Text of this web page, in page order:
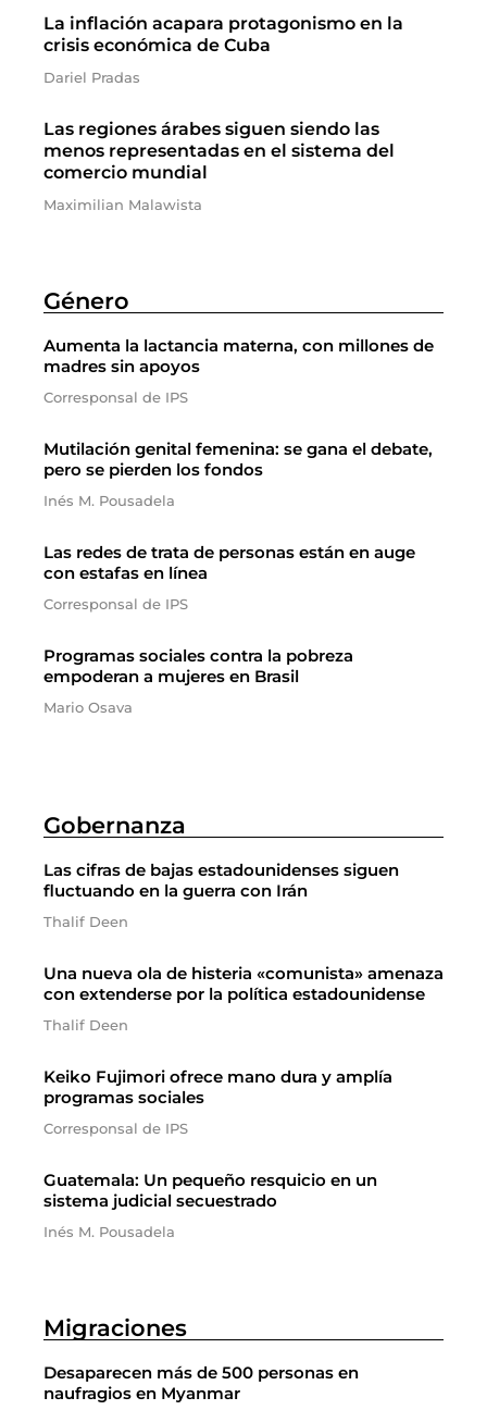
La inflación acapara protagonismo en la
crisis económica de Cuba
Dariel Pradas
Las regiones árabes siguen siendo las
menos representadas en el sistema del
comercio mundial
Maximilian Malawista
Género
Aumenta la lactancia materna, con millones de
madres sin apoyos
Corresponsal de IPS
Mutilación genital femenina: se gana el debate,
pero se pierden los fondos
Inés M. Pousadela
Las redes de trata de personas están en auge
con estafas en línea
Corresponsal de IPS
Programas sociales contra la pobreza
empoderan a mujeres en Brasil
Mario Osava
Gobernanza
Las cifras de bajas estadounidenses siguen
fluctuando en la guerra con Irán
Thalif Deen
Una nueva ola de histeria «comunista» amenaza
con extenderse por la política estadounidense
Thalif Deen
Keiko Fujimori ofrece mano dura y amplía
programas sociales
Corresponsal de IPS
Guatemala: Un pequeño resquicio en un
sistema judicial secuestrado
Inés M. Pousadela
Migraciones
Desaparecen más de 500 personas en
naufragios en Myanmar